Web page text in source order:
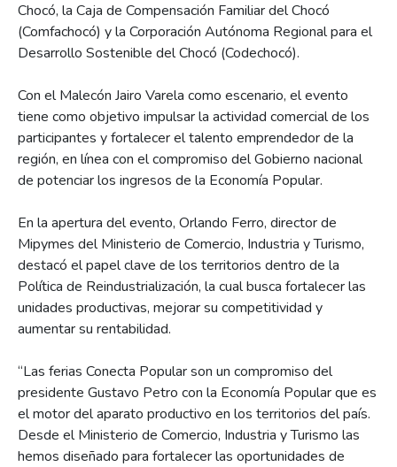
Chocó, la Caja de Compensación Familiar del Chocó
(Comfachocó) y la Corporación Autónoma Regional para el
Desarrollo Sostenible del Chocó (Codechocó).
Con el Malecón Jairo Varela como escenario, el evento
tiene como objetivo impulsar la actividad comercial de los
participantes y fortalecer el talento emprendedor de la
región, en línea con el compromiso del Gobierno nacional
de potenciar los ingresos de la Economía Popular.
En la apertura del evento, Orlando Ferro, director de
Mipymes del Ministerio de Comercio, Industria y Turismo,
destacó el papel clave de los territorios dentro de la
Política de Reindustrialización, la cual busca fortalecer las
unidades productivas, mejorar su competitividad y
aumentar su rentabilidad.
“Las ferias Conecta Popular son un compromiso del
presidente Gustavo Petro con la Economía Popular que es
el motor del aparato productivo en los territorios del país.
Desde el Ministerio de Comercio, Industria y Turismo las
hemos diseñado para fortalecer las oportunidades de